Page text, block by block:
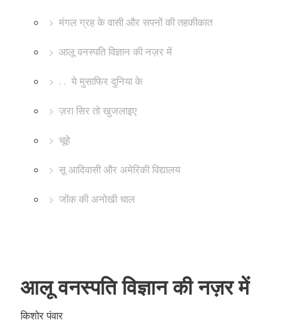
मंगल ग्रह के वासी और सपनों की तहकीकात
आलू वनस्पति विज्ञान की नज़र में
. . ये मुसाफिर दुनिया के
ज़रा सिर तो खुजलाइए
चूहे
सू आदिवासी और अमेरिकी विद्यालय
जोंक की अनोखी चाल
आलू वनस्पति विज्ञान की नज़र में
किशोर पंवार